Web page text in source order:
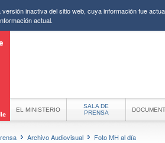
inactiva del sitio web, cuya información fue
actual.
EL MINISTERIO
SALA DE
PRENSA
Archivo Audiovisual Foto MH al día